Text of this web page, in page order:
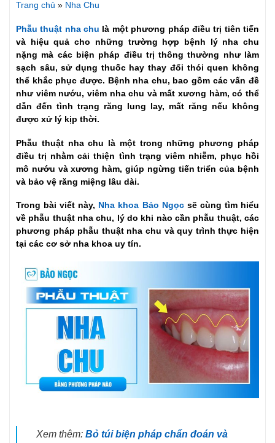
Trang chủ » Nha Chu
Phẫu thuật nha chu là một phương pháp điều trị tiên tiến
và hiệu quả cho những trường hợp bệnh lý nha chu
nặng mà các biện pháp điều trị thông thường như làm
sạch sâu, sử dụng thuốc hay thay đổi thói quen không
thể khắc phục được. Bệnh nha chu, bao gồm các vấn đề
như viêm nướu, viêm nha chu và mất xương hàm, có thể
dẫn đến tình trạng răng lung lay, mất răng nếu không
được xử lý kịp thời.
Phẫu thuật nha chu là một trong những phương pháp
điều trị nhằm cải thiện tình trạng viêm nhiễm, phục hồi
mô nướu và xương hàm, giúp ngừng tiến triển của bệnh
và bảo vệ răng miệng lâu dài.
Trong bài viết này, Nha khoa Bảo Ngọcsẽ cùng tìm hiểu
về phẫu thuật nha chu, lý do khi nào cần phẫu thuật, các
phương pháp phẫu thuật nha chu và quy trình thực hiện
tại các cơ sở nha khoa uy tín.
Xem thêm: Bỏ túi biện pháp chẩn đoán và